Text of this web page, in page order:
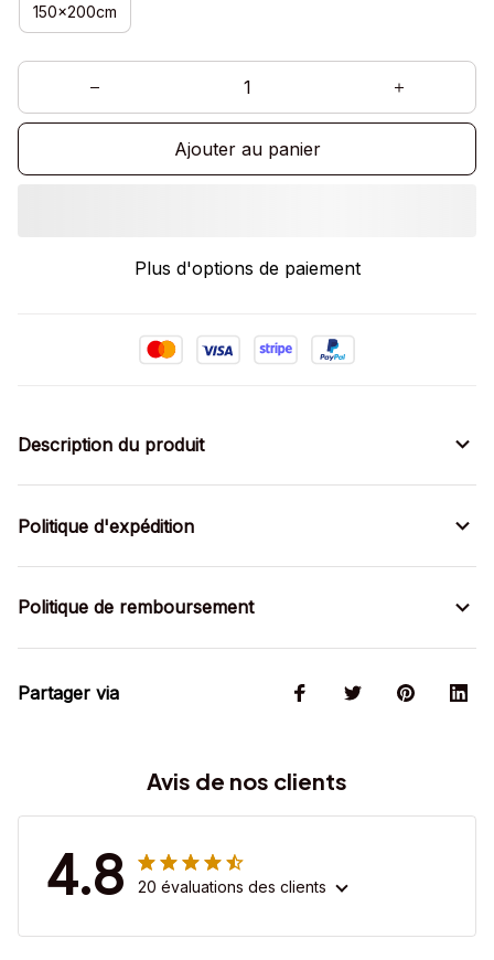
150x200cm
Ajouter au panier
Plus d'options de paiement
Description du produit
Politique d'expédition
Politique de remboursement
Partager via
Avis de nos clients
4.8 20 évaluations des clients